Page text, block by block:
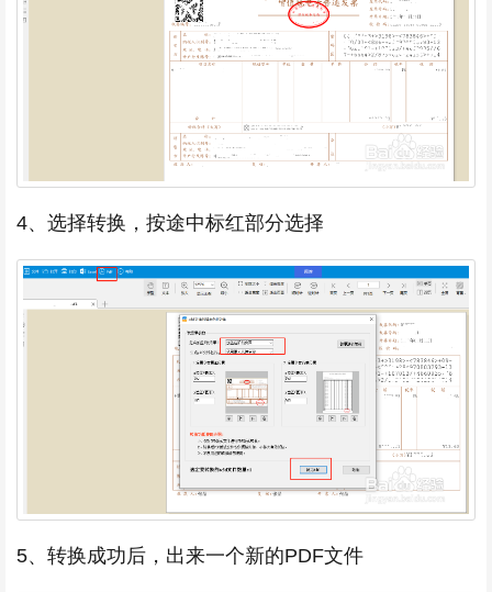
4、选择转换，按途中标红部分选择
5、转换成功后，出来一个新的PDF文件